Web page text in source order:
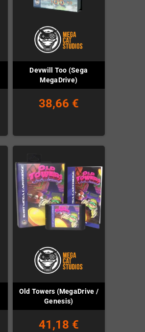
Devwill Too (Sega
MegaDrive)
38,66 €
Old Towers (MegaDrive /
Genesis)
41,18 €